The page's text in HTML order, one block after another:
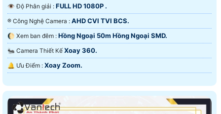
👁 Độ Phân giải : FULL HD 1080P .
®️ Công Nghệ Camera : AHD CVI TVI BCS.
🌔 Xem ban đêm : Hồng Ngoại 50m Hồng Ngoại SMD.
🐜 Camera Thiết Kế Xoay 360.
️🔔 Ưu Điểm : Xoay Zoom.